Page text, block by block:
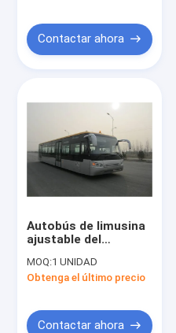
Contactar ahora
Autobús de limusina
ajustable del
Seater, autobús con
poco carbono del
MOQ:1 UNIDAD
Obtenga el último precio
Contactar ahora